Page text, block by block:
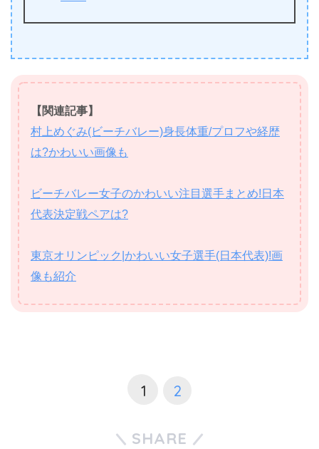
【関連記事】
村上めぐみ(ビーチバレー)身長体重/プロフや経歴
は?かわいい画像も
ビーチバレー女子のかわいい注目選手まとめ!日本
代表決定戦ペアは?
東京オリンピック|かわいい女子選手(日本代表)!画
像も紹介
1 2
SHARE